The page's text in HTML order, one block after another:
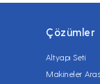
Çözümler
Altyapı Seti
Makineler